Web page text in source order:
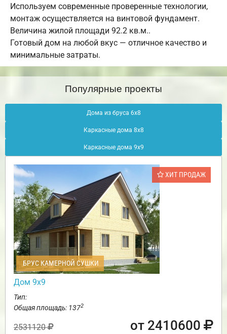
Используем современные проверенные технологии,
монтаж осуществляется на винтовой фундамент.
Величина жилой площади 92.2 кв.м..
Готовый дом на любой вкус — отличное качество и
минимальные затраты.
Популярные проекты
Дома из бруса 6х8
Каркасные дома 8х8
Каркасные дома 9х9
ХИТ ПРОДАЖ
БРУС КАМЕРНОЙ СУШКИ
Дом 9х9
Тип:
Общая площадь: 1372
2531120 от 2410600